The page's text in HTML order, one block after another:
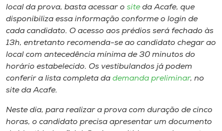
Museu
Unoesc
Store
o idioma
local da prova, basta acessar o site da Acafe, que
disponibiliza essa informação conforme o login de
cada candidato. O acesso aos prédios será fechado às
13h, entretanto recomenda-se ao candidato chegar ao
local com antecedência mínima de 30 minutos do
horário estabelecido. Os vestibulandos já podem
conferir a lista completa da demanda preliminar, no
site da Acafe.
Neste dia, para realizar a prova com duração de cinco
horas, o candidato precisa apresentar um documento